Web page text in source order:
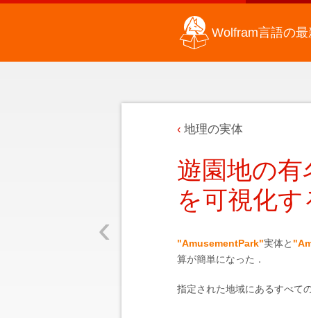
Wolfram言語の
‹
地理の実体
遊園地の
を可視化す
"AmusementPark"実体と
算が簡単になった．
指定された地域にあるすべて